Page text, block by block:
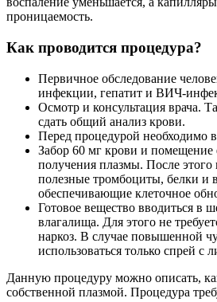
Николаевне. Доктор от Бога,
внимательный, доктор, который
чудом, что на прием попала
спасибо ресепшн за отличную
внимательность, компетентность.
довольна вашим центром.
коллективу сохранить всё это в
Благодарю!!! Процветания Вам!!!
Пациент, 27.09.2021
Отлично!
Огромное спасибо врачу УЗИ
профессионализм, внимание и
Желаю здоровья и процветания
клиники Санталь.
Пациент, 27.09.2021
проницаемость.
Как проводится процедура?
Первичное обследование
инфекции, гепатит и ВИЧ-
Осмотр и консультация врача.
сдать общий анализ крови.
Перед процедурой необходимо
Забор 60 мг крови и помещение
получения плазмы. После этого
полезные тромбоциты, белки и
обеспечивающие клеточное
Готовое вещество вводиться в
влагалища. Для этого не
наркоз. В случае повышенной
использоваться только спрей с
Данную процедуру можно описать,
собственной плазмой. Процедура